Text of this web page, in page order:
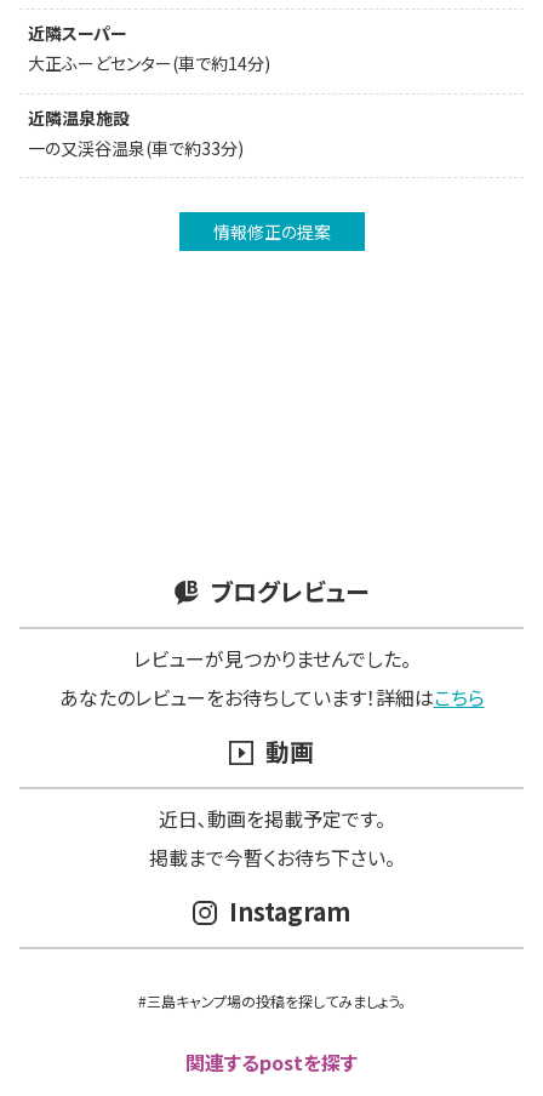
近隣スーパー
大正ふーどセンター(車で約14分)
近隣温泉施設
一の又渓谷温泉(車で約33分)
情報修正の提案
ブログレビュー
レビューが見つかりませんでした。
あなたのレビューをお待ちしています！詳細はこちら
動画
近日､動画を掲載予定です。
掲載まで今暫くお待ち下さい。
Instagram
#三島キャンプ場の投稿を探してみましょう。
関連するpostを探す